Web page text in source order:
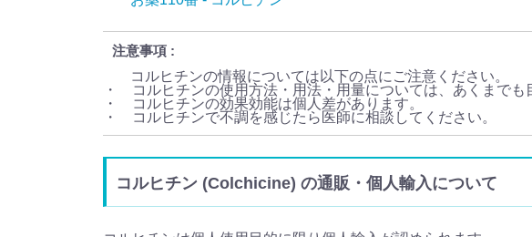
注意事項
コルヒチンの情報については以下の点にご注意ください。
・ コルヒチンの使用方法・用法・用量については、あくまでも
・ コルヒチンの効果効能は個人差があります。
・ コルヒチンで不調を感じたら医師に相談してください。
コルヒチン (Colchicine) の通販・個人輸入について